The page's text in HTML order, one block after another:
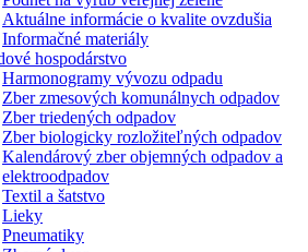
Aktuálne informácie o kvalite ovzdušia
Informačné materiály
hospodárstvo
Harmonogramy vývozu odpadu
Zber zmesových komunálnych odpadov
Zber triedených odpadov
Zber biologicky rozložiteľných odpadov
Kalendárový zber objemných odpadov a
elektroodpadov
Textil a šatstvo
Lieky
Pneumatiky